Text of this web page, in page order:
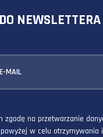
NEWSLETTERA
MAIL
zgodę na przetwarzanie
w celu otrzymywania